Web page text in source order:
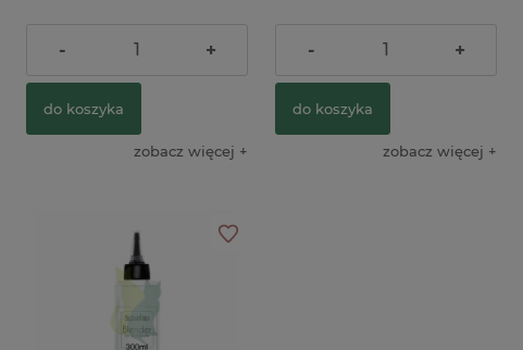
22,90 zł
- +
do koszyka
zobacz więcej
5,90 zł
- +
do koszyka
zobacz więcej